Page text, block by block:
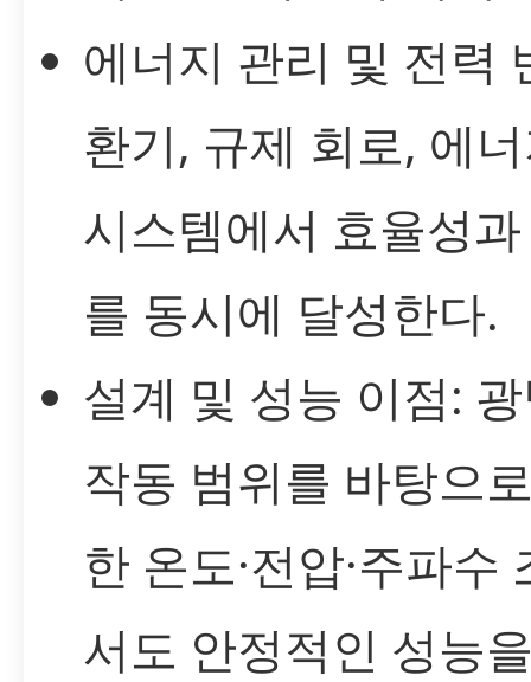
에너지 관리 및 전력
환기, 규제 회로, 에
시스템에서 효율성
를 동시에 달성한다.
설계 및 성능 이점:
작동 범위를 바탕으
한 온도·전압·주파수
서도 안정적인 성능